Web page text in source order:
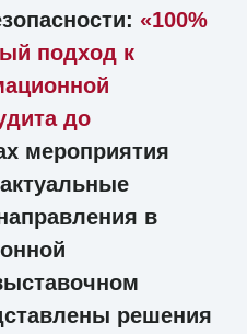
«100%
подход к
до
мероприятия
в
решения